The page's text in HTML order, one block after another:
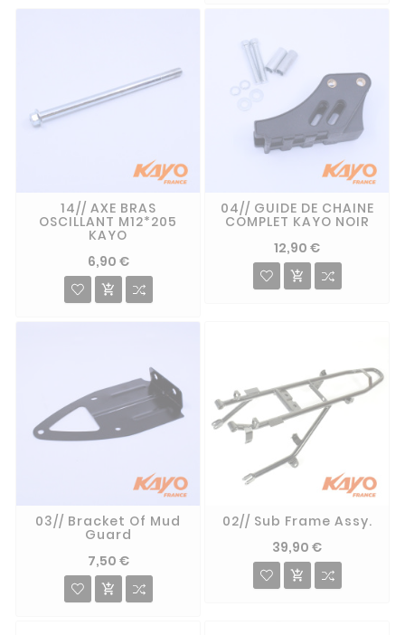
14// AXE BRAS
OSCILLANT M12*205
KAYO
6,90 €

04// GUIDE DE CHAINE
COMPLET KAYO NOIR
12,90 €

03// Bracket Of Mud
Guard
7,50 €

02// Sub Frame Assy.
39,90 €
